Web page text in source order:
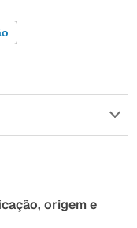
que procuro
origem e